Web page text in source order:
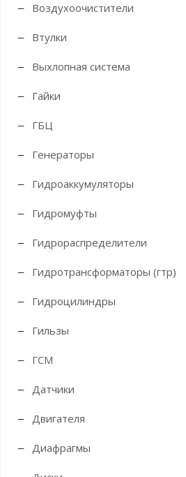
Воздухоочистители
Втулки
Выхлопная система
Гайки
ГБЦ
Генераторы
Гидроаккумуляторы
Гидромуфты
Гидрораспределители
Гидротрансформаторы (гтр)
Гидроцилиндры
Гильзы
ГСМ
Датчики
Двигателя
Диафрагмы